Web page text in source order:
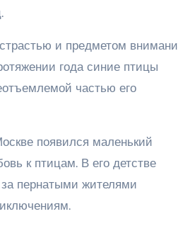
и предметом
года синие птицы
частью его
появился маленький
к птицам. В его детстве
пернатыми жителями